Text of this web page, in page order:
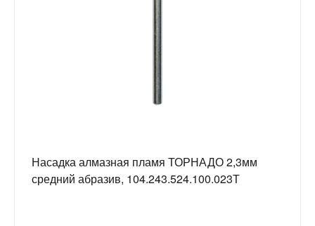
Насадка алмазная пламя ТОРНАДО 2,3мм
средний абразив, 104.243.524.100.023Т